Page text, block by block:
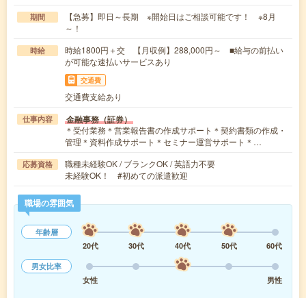
期間
【急募】即日～長期 ※開始日はご相談可能です！ ※8月
～！
時給
時給1800円＋交 【月収例】288,000円～ ■給与の前払い
が可能な速払いサービスあり
交通費
交通費支給あり
仕事内容 金融事務（証券）
＊受付業務＊営業報告書の作成サポート＊契約書類の作成・
管理＊資料作成サポート＊セミナー運営サポート＊…
応募資格
職種未経験OK / ブランクOK / 英語力不要
未経験OK！ #初めての派遣歓迎
職場の雰囲気
年齢層
20代
30代 40代 50代
60代
男女比率
女性
男性